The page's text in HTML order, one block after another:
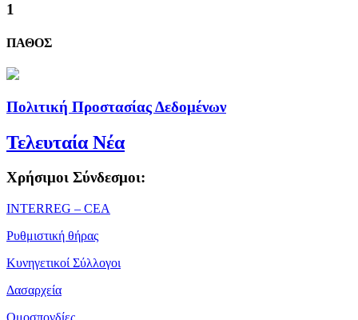
1
ΠΑΘΟΣ
Πολιτική Προστασίας Δεδομένων
Τελευταία Νέα
Χρήσιμοι Σύνδεσμοι:
ΙΝΤΕRREG – CEA
Ρυθμιστική θήρας
Κυνηγετικοί Σύλλογοι
Δασαρχεία